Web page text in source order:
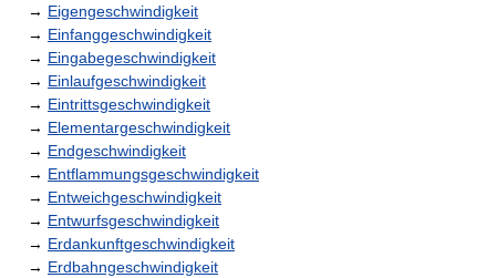
→ Eigengeschwindigkeit
→ Einfanggeschwindigkeit
→ Eingabegeschwindigkeit
→ Einlaufgeschwindigkeit
→ Eintrittsgeschwindigkeit
→ Elementargeschwindigkeit
→ Endgeschwindigkeit
→ Entflammungsgeschwindigkeit
→ Entweichgeschwindigkeit
→ Entwurfsgeschwindigkeit
→ Erdankunftgeschwindigkeit
→ Erdbahngeschwindigkeit